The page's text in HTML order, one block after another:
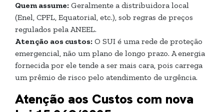
Quem assume: Geralmente a distribuidora local
(Enel, CPFL, Equatorial, etc.), sob regras de preços
regulados pela ANEEL.
Atenção aos custos: O SUI é uma rede de proteção
emergencial, não um plano de longo prazo. A energia
fornecida por ele tende a ser mais cara, pois carrega
um prêmio de risco pelo atendimento de urgência.
Atenção aos Custos com nova